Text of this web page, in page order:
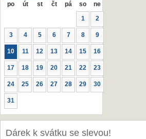
po út st čt pá so ne
1 2
3 4 5 6 7 8 9
10 11 12 13 14 15 16
17 18 19 20 21 22 23
24 25 26 27 28 29 30
31
Dárek k svátku se slevou!